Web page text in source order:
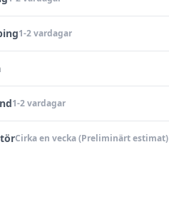
1-2 vardagar
1-2 vardagar
Cirka en vecka (Preliminärt estimat)